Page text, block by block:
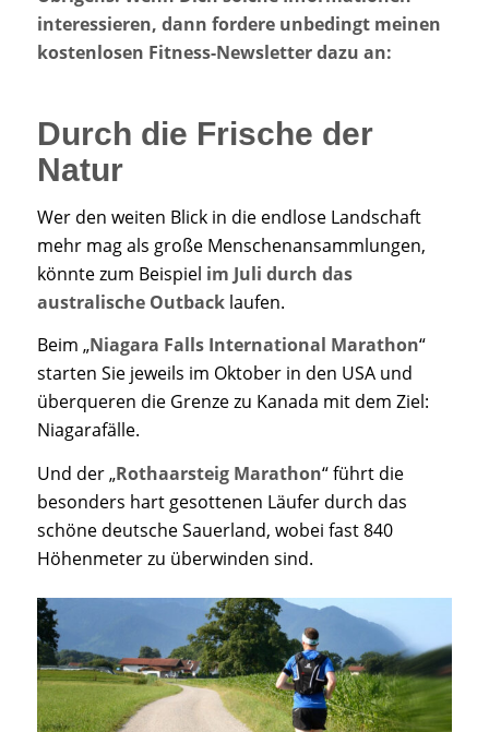
interessieren, dann fordere unbedingt meinen
kostenlosen Fitness-Newsletter dazu an:
Durch die Frische der
Natur
Wer den weiten Blick in die endlose Landschaft
mehr mag als große Menschenansammlungen,
könnte zum Beispiel im Juli durch das
australische Outbacklaufen.
Beim „Niagara Falls International Marathon“
starten Sie jeweils im Oktober in den USA und
überqueren die Grenze zu Kanada mit dem Ziel:
Niagarafälle.
Und der „Rothaarsteig Marathon“ führt die
besonders hart gesottenen Läufer durch das
schöne deutsche Sauerland, wobei fast 840
Höhenmeter zu überwinden sind.